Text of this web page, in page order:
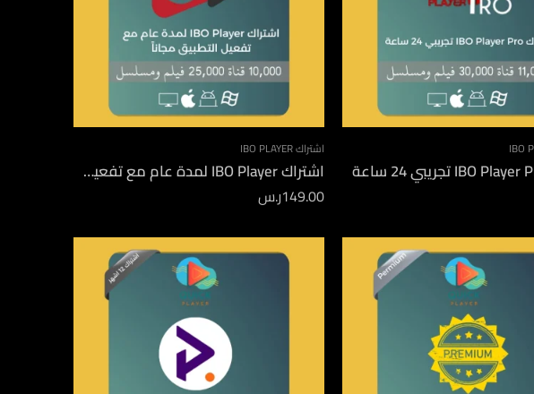
اشتراك IBO PLAYER
اشتراك IBO Player لمدة عام مع تفعيل التطبيق مجاناً
149.00ر.س